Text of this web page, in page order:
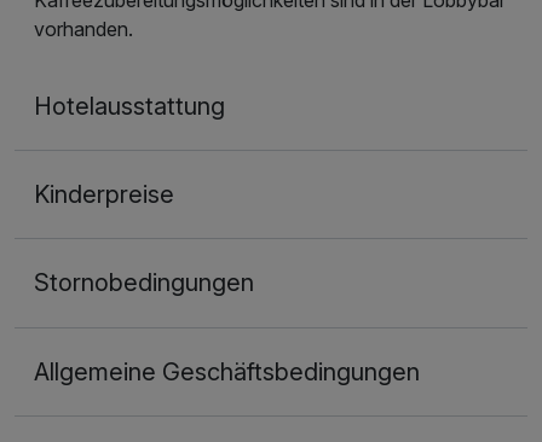
vorhanden.
Hotelausstattung
Kinderpreise
Stornobedingungen
Allgemeine Geschäftsbedingungen